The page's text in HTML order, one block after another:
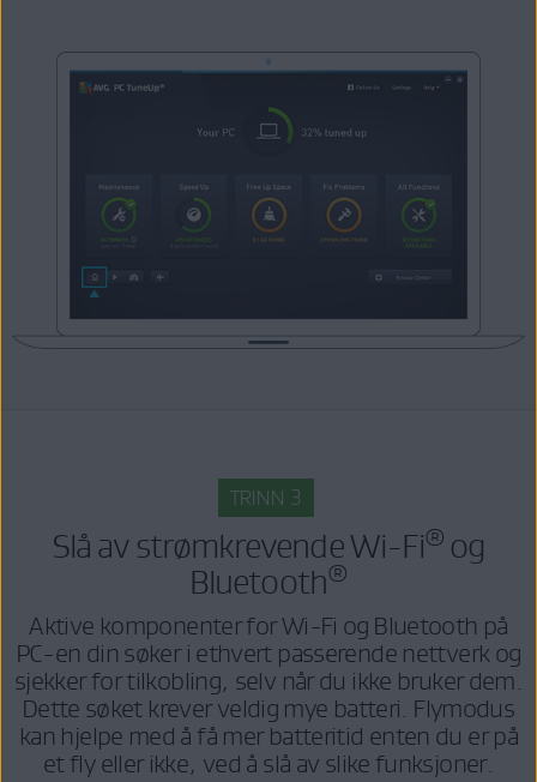
TRINN 3
Slå av strømkrevende Wi-Fi®og
Bluetooth®
Aktive komponenter for Wi-Fi og Bluetooth på
PC-en din søker i ethvert passerende nettverk og
sjekker for tilkobling, selv når du ikke bruker dem.
Dette søket krever veldig mye batteri. Flymodus
kan hjelpe med å få mer batteritid enten du er på
et fly eller ikke, ved å slå av slike funksjoner.